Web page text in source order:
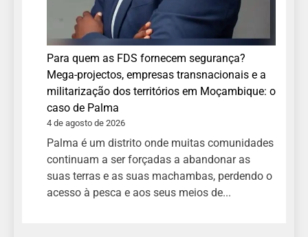
Para quem as FDS fornecem segurança?
Mega-projectos, empresas transnacionais e a
militarização dos territórios em Moçambique: o
caso de Palma
4 de agosto de 2026
Palma é um distrito onde muitas comunidades
continuam a ser forçadas a abandonar as
suas terras e as suas machambas, perdendo o
acesso à pesca e aos seus meios de...